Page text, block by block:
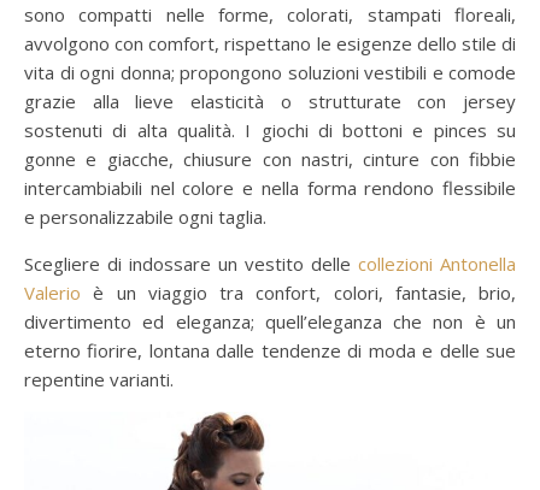
sono compatti nelle forme, colorati, stampati floreali,
avvolgono con comfort, rispettano le esigenze dello stile di
vita di ogni donna; propongono soluzioni vestibili e comode
grazie alla lieve elasticità o strutturate con jersey
sostenuti di alta qualità. I giochi di bottoni e pinces su
gonne e giacche, chiusure con nastri, cinture con fibbie
intercambiabili nel colore e nella forma rendono flessibile
e personalizzabile ogni taglia.
Scegliere di indossare un vestito delle collezioni Antonella
Valerio è un viaggio tra confort, colori, fantasie, brio,
divertimento ed eleganza; quell’eleganza che non è un
eterno fiorire, lontana dalle tendenze di moda e delle sue
repentine varianti.